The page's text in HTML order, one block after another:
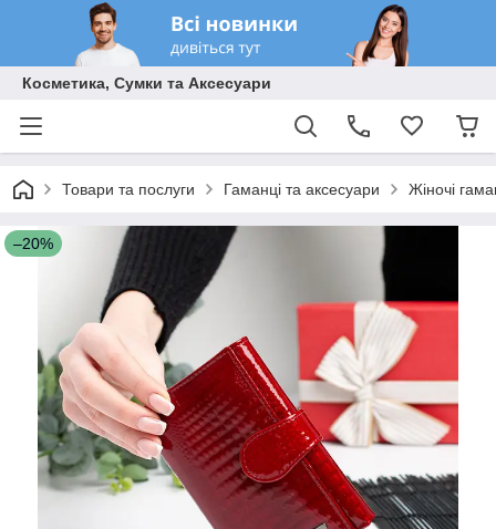
Косметика, Сумки та Аксесуари
Товари та послуги Гаманці та аксесуари Жіночі
–20%